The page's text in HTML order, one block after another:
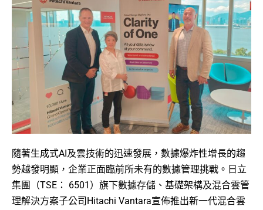
隨著生成式AI及雲技術的迅速發展，數據爆炸性增長的趨
勢越發明顯，企業正面臨前所未有的數據管理挑戰。日立
集團（TSE： 6501）旗下數據存儲、基礎架構及混合雲管
理解決方案子公司Hitachi Vantara宣佈推出新一代混合雲